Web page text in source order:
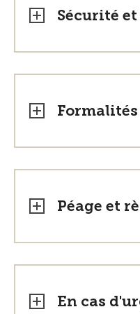
Sécurité
Péage et
En cas